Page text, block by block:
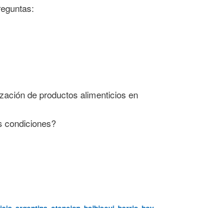
de productos alimenticios en
condiciones?